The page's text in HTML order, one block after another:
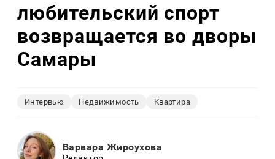
любительский спорт
возвращается во дворы
Самары
Интервью Недвижимость Квартира
Варвара Жироухова